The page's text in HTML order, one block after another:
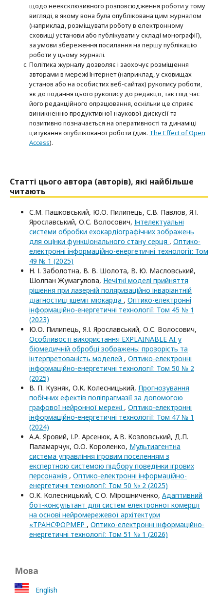
щодо неексклюзивного розповсюдження роботи у тому
вигляді, в якому вона була опублікована цим журналом
(наприклад, розміщувати роботу в електронному
сховищі установи або публікувати у складі монографії),
за умови збереження посилання на першу публікацію
роботи у цьому журналі.
Політика журналу дозволяє і заохочує розміщення
авторами в мережі Інтернет (наприклад, у сховищах
установ або на особистих веб-сайтах) рукопису роботи,
як до подання цього рукопису до редакції, так і під час
його редакційного опрацювання, оскільки це сприяє
виникненню продуктивної наукової дискусії та
позитивно позначається на оперативності та динаміці
цитування опублікованої роботи (див. The Effect of Open
Access).
Статті цього автора (авторів), які найбільше
читають
С.М. Пашковський, Ю.О. Пилипець, С.В. Павлов, Я.І.
Ярославський, О.С. Волосович, Інтелектуальні
системи обробки ехокардіографічних зображень
для оцінки функціонального стану серця , Оптико-
електроннi iнформацiйно-енергетичнi технологiї: Том
49 № 1 (2025)
Н. І. Заболотна, В. В. Шолота, В. Ю. Масловський,
Шолпан Жумагулова, Нечіткі моделі прийняття
рішення при лазерній поляризаційно інваріантній
діагностиці ішемії міокарда , Оптико-електроннi
iнформацiйно-енергетичнi технологiї: Том 45 № 1
(2023)
Ю.О. Пилипець, Я.І. Ярославський, О.С. Волосович,
Особливості використання EXPLAINABLE AI у
біомедичній обробці зображень: прозорість та
інтерпретованість моделей , Оптико-електроннi
iнформацiйно-енергетичнi технологiї: Том 50 № 2
(2025)
В. П. Кузняк, О.К. Колесницький, Прогнозування
побічних ефектів поліпрагмазії за допомогою
графової нейронної мережі , Оптико-електроннi
iнформацiйно-енергетичнi технологiї: Том 47 № 1
(2024)
А.А. Яровий, І.Р. Арсенюк, А.В. Козловський, Д.П.
Паламарчук, О.О. Короленко, Мультиагентна
система управління ігровим поселенням з
експертною системою підбору поведінки ігрових
персонажів , Оптико-електроннi iнформацiйно-
енергетичнi технологiї: Том 50 № 2 (2025)
О.К. Колесницький, С.О. Мірошниченко, Адаптивний
бот-консультант для систем електронної комерції
на основі нейромережевої архітектури
«ТРАНСФОРМЕР , Оптико-електроннi iнформацiйно-
енергетичнi технологiї: Том 51 № 1 (2026)
Мова
English